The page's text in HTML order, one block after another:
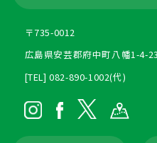
〒735-0012
広島県安芸郡府中町八幡1-4-23
[TEL] 082-890-1002(代)